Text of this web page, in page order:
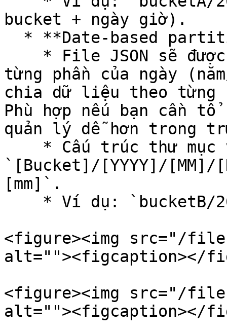
bucket + ngày giờ).
từng phần của ngày
chia dữ liệu theo từng
Phù hợp nếu bạn cần
quản lý dễ hơn trong
`[Bucket]/[YYYY]/[MM]/
[mm]`.
<figure><img src="/files/
alt=""><figcaption></
<figure><img src="/
alt=""><figcaption></